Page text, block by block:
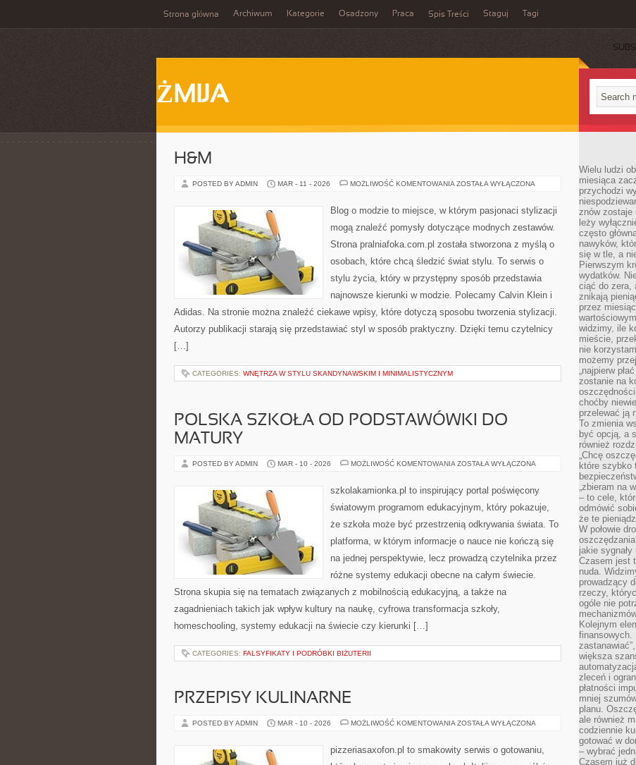
Strona główna Archiwum Kategorie Osadzony Praca Spis Treści Staguj Tagi
ŻMIJA
H&M
POSTED BY ADMIN MAR - 11 - 2026 MOŻLIWOŚĆ KOMENTOWANIA H&M
ZOSTAŁA WYŁĄCZONA
Blog o modzie to miejsce, w którym pasjonaci stylizacji
mogą znaleźć pomysły dotyczące modnych zestawów.
Strona pralniafoka.com.pl została stworzona z myślą o
osobach, które chcą śledzić świat stylu. To serwis o
stylu życia, który w przystępny sposób przedstawia
najnowsze kierunki w modzie. Polecamy Calvin Klein i
Adidas. Na stronie można znaleźć ciekawe wpisy, które dotyczą sposobu tworzenia stylizacji.
Autorzy publikacji starają się przedstawiać styl w sposób praktyczny. Dzięki temu czytelnicy
[…]
CATEGORIES: WNĘTRZA W STYLU SKANDYNAWSKIM I MINIMALISTYCZNYM
POLSKA SZKOŁA OD PODSTAWÓWKI DO
MATURY
POSTED BY ADMIN MAR - 10 - 2026 MOŻLIWOŚĆ KOMENTOWANIA POLSKA
PODSTAWÓWKI
DO
ZOSTAŁA WYŁĄCZONA
szkolakamionka.pl to inspirujący portal poświęcony
światowym programom edukacyjnym, który pokazuje,
że szkoła może być przestrzenią odkrywania świata. To
platforma, w którym informacje o nauce nie kończą się
na jednej perspektywie, lecz prowadzą czytelnika przez
różne systemy edukacji obecne na całym świecie.
Strona skupia się na tematach związanych z mobilnością edukacyjną, a także na
zagadnieniach takich jak wpływ kultury na naukę, cyfrowa transformacja szkoły,
homeschooling, systemy edukacji na świecie czy kierunki […]
CATEGORIES: FALSYFIKATY I PODRÓBKI BIŻUTERII
PRZEPISY KULINARNE
POSTED BY ADMIN MAR - 10 - 2026 MOŻLIWOŚĆ KOMENTOWANIA PRZEPISY
ZOSTAŁA WYŁĄCZONA
pizzeriasaxofon.pl to smakowity serwis o gotowaniu,
Wielu ludzi
miesiąca
przychodzi
znów zostaje
leży
często
nawyków,
się w tle, a
Pierwszym
wydatków.
ciąć do zera,
znikają
przez
widzimy, ile
mieście,
nie
możemy
„najpierw
zostanie na
choćby
przelewać ją
To zmienia
być opcją, a
również
„Chcę
które szybko
„zbieram na
– to cele,
odmówić
że te
W połowie
jakie sygnały
Czasem jest
nuda.
prowadzący
rzeczy,
ogóle nie
Kolejnym
finansowych.
większa
zleceń i
płatności
mniej
planu.
ale również
codziennie
gotować w
– wybrać
Czasem już